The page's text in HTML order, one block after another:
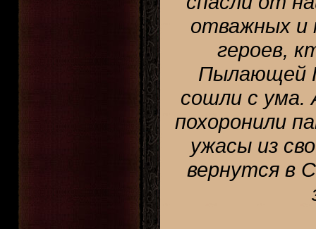
отважных и
героев,
Пылающей
сошли с ума.
похоронили
ужасы из
вернутся в